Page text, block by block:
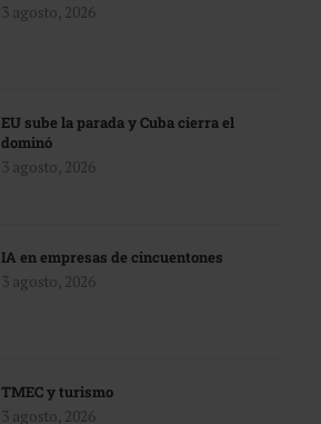
3 agosto, 2026
EU sube la parada y Cuba cierra el
dominó
3 agosto, 2026
IA en empresas de cincuentones
3 agosto, 2026
TMEC y turismo
3 agosto, 2026